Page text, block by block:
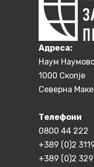
Aдреса:
Наум
1000 Скопје
Северна
Телефони
0800 44 222
+389 (0)2
+389 (0)2